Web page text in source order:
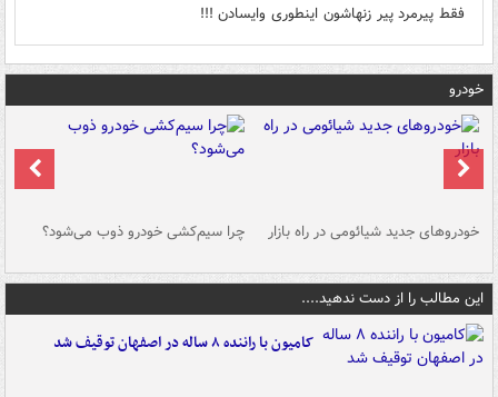
فقط پیرمرد پیر زنهاشون اینطوری وایسادن !!!
خودرو
خودروهای جدید شیائومی در راه بازار چرا سیم‌کشی خودرو ذوب می‌شود؟
این مطالب را از دست ندهید....
کامیون با راننده ۸ ساله در اصفهان توقیف شد